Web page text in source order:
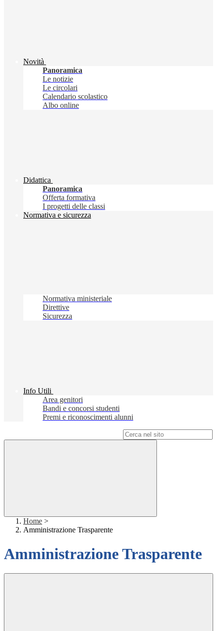
Novità
Panoramica
Le notizie
Le circolari
Calendario scolastico
Albo online
Didattica
Panoramica
Offerta formativa
I progetti delle classi
Normativa e sicurezza
Normativa ministeriale
Direttive
Sicurezza
Info Utili
Area genitori
Bandi e concorsi studenti
Premi e riconoscimenti alunni
Home >
Amministrazione Trasparente
Amministrazione Trasparente